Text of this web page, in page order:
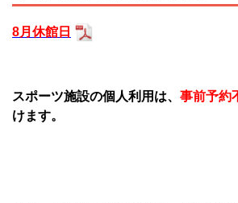
8月休館日
スポーツ施設の個人利用は、 事前予約
けます。